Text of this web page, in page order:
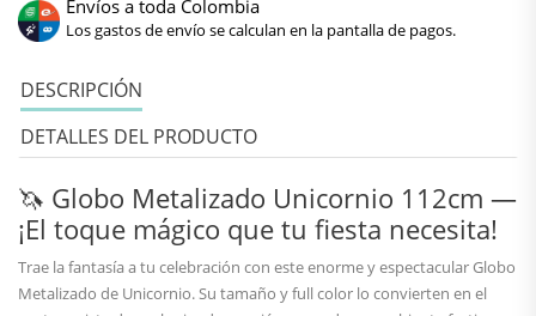
Envíos a toda Colombia
Los gastos de envío se calculan en la pantalla de pagos.
DESCRIPCIÓN
DETALLES DEL PRODUCTO
🦄 Globo Metalizado Unicornio 112cm —
¡El toque mágico que tu fiesta necesita!
Trae la fantasía a tu celebración con este enorme y espectacularGlobo
Metalizado de Unicornio. Su tamaño y full color lo convierten en el